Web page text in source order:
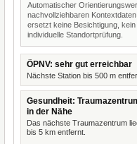
Automatischer
nachvollziehbaren Kontextdaten.
ersetzt keine Besichtigung,
individuelle Standortprüfung.
ÖPNV: sehr gut erreichbar
Nächste Station bis 500 m
Gesundheit:
in der Nähe
Das nächste Traumazentrum
bis 5 km entfernt.